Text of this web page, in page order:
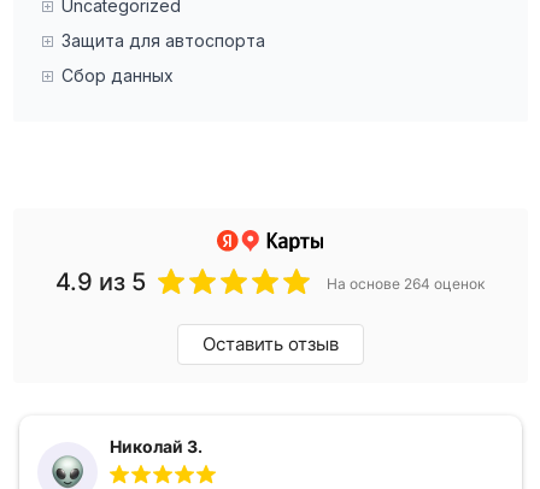
Uncategorized
Защита для автоспорта
Сбор данных
4.9 из 5 На основе 264 оценок
Оставить отзыв
Николай З.